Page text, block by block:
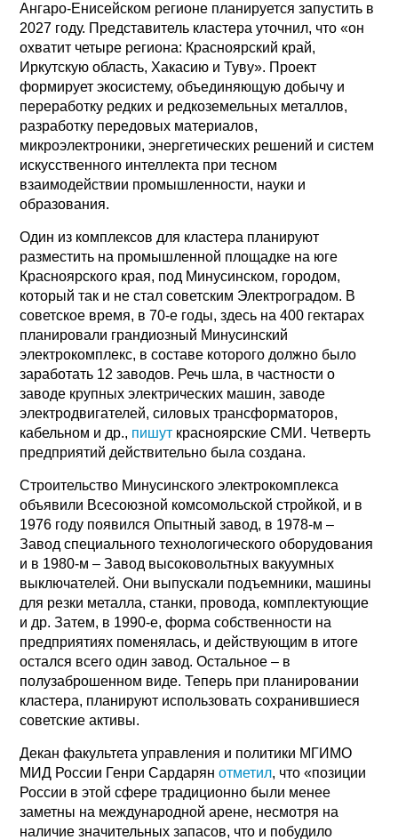
Ангаро-Енисейском регионе планируется запустить в
2027 году. Представитель кластера уточнил, что «он
охватит четыре региона: Красноярский край,
Иркутскую область, Хакасию и Туву». Проект
формирует экосистему, объединяющую добычу и
переработку редких и редкоземельных металлов,
разработку передовых материалов,
микроэлектроники, энергетических решений и систем
искусственного интеллекта при тесном
взаимодействии промышленности, науки и
образования.
Один из комплексов для кластера планируют
разместить на промышленной площадке на юге
Красноярского края, под Минусинском, городом,
который так и не стал советским Электроградом. В
советское время, в 70-е годы, здесь на 400 гектарах
планировали грандиозный Минусинский
электрокомплекс, в составе которого должно было
заработать 12 заводов. Речь шла, в частности о
заводе крупных электрических машин, заводе
электродвигателей, силовых трансформаторов,
кабельном и др., пишут красноярские СМИ. Четверть
предприятий действительно была создана.
Строительство Минусинского электрокомплекса
объявили Всесоюзной комсомольской стройкой, и в
1976 году появился Опытный завод, в 1978-м –
Завод специального технологического оборудования
и в 1980-м – Завод высоковольтных вакуумных
выключателей. Они выпускали подъемники, машины
для резки металла, станки, провода, комплектующие
и др. Затем, в 1990-е, форма собственности на
предприятиях поменялась, и действующим в итоге
остался всего один завод. Остальное – в
полузаброшенном виде. Теперь при планировании
кластера, планируют использовать сохранившиеся
советские активы.
Декан факультета управления и политики МГИМО
МИД России Генри Сардарянотметил, что «позиции
России в этой сфере традиционно были менее
заметны на международной арене, несмотря на
наличие значительных запасов, что и побудило